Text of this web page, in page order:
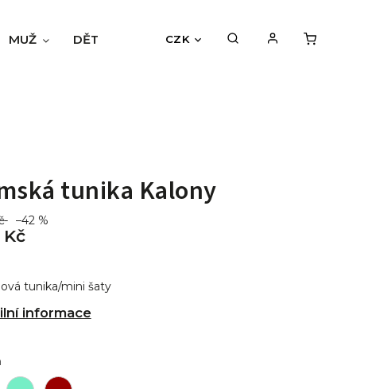
CZK
MUŽ DĚTI BLOG HODNOCENÍ OBCHODU
tunika Kalony
–42 %
tunika/mini šaty
informace